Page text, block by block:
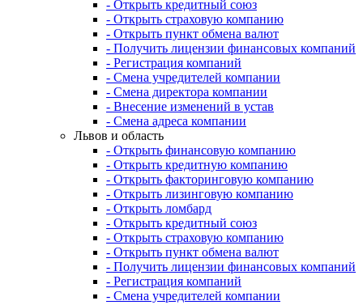
- Открыть кредитный союз
- Открыть страховую компанию
- Открыть пункт обмена валют
- Получить лицензии финансовых компаний
- Регистрация компаний
- Смена учредителей компании
- Смена директора компании
- Внесение изменений в устав
- Смена адреса компании
Львов и область
- Открыть финансовую компанию
- Открыть кредитную компанию
- Открыть факторинговую компанию
- Открыть лизинговую компанию
- Открыть ломбард
- Открыть кредитный союз
- Открыть страховую компанию
- Открыть пункт обмена валют
- Получить лицензии финансовых компаний
- Регистрация компаний
- Смена учредителей компании